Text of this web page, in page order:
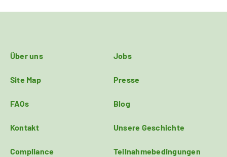
Über uns Jobs
Site Map Presse
FAQs Blog
Kontakt Unsere Geschichte
Compliance Teilnahmebedingungen